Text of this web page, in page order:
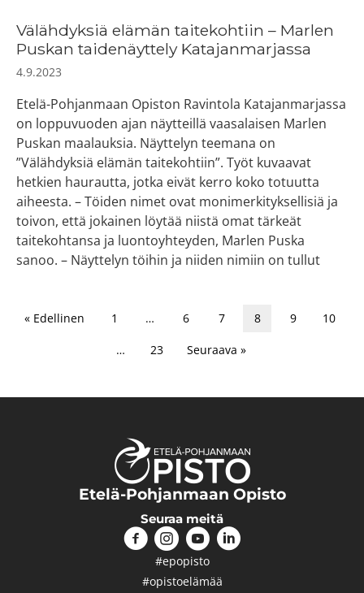
Välähdyksiä elämän taitekohtiin ­– Marlen
Puskan taidenäyttely Katajanmarjassa
4.9.2023
Etelä-Pohjanmaan Opiston Ravintola Katajanmarjassa
on loppuvuoden ajan näytteillä vaasalaisen Marlen
Puskan maalauksia. Näyttelyn teemana on
”Välähdyksiä elämän taitekohtiin”. Työt kuvaavat
hetkien haurautta, jotka eivät kerro koko totuutta
aiheesta. – Töiden nimet ovat monimerkityksellisiä ja
toivon, että jokainen löytää niistä omat tärkeät
taitekohtansa ja luontoyhteyden, Marlen Puska
sanoo. – Näyttelyn töihin ja niiden nimiin on tullut
« Edellinen 1 … 6 7 8 9 10
… 23 Seuraava »
Etelä-Pohjanmaan Opisto
Seuraa meitä
#epopisto
#opistoelämää